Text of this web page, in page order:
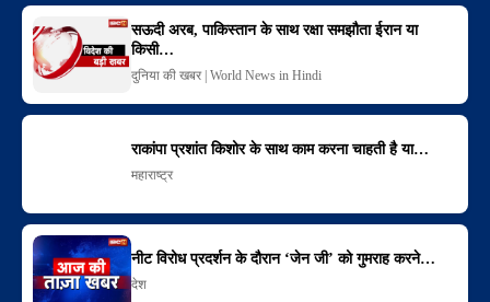
सऊदी अरब, पाकिस्तान के साथ रक्षा समझौता ईरान या
किसी…
दुनिया की खबर | World News in Hindi
राकांपा प्रशांत किशोर के साथ काम करना चाहती है या…
महाराष्ट्र
नीट विरोध प्रदर्शन के दौरान ‘जेन जी’ को गुमराह करने…
देश